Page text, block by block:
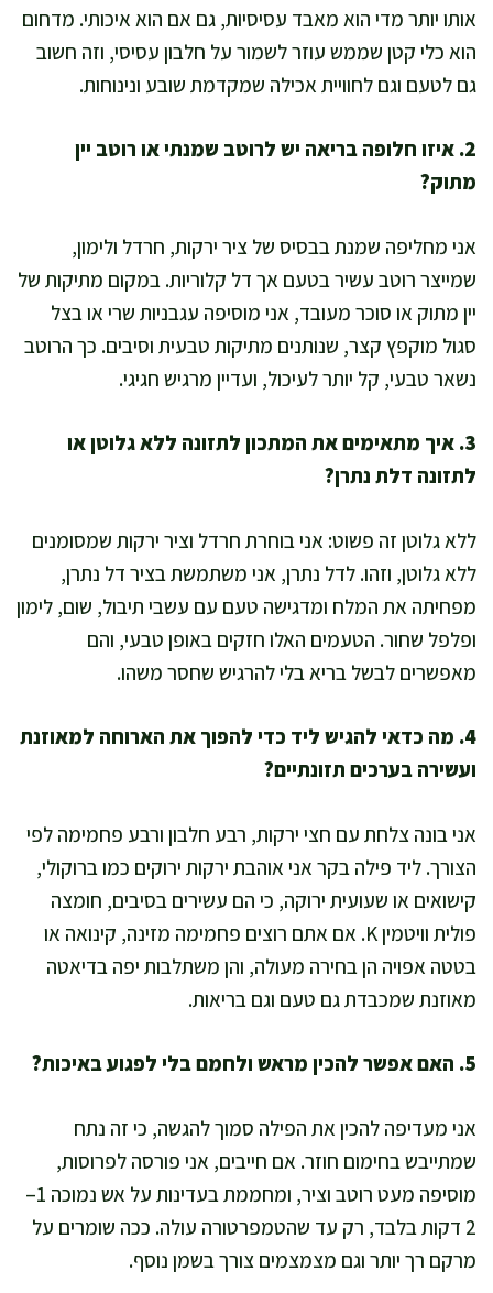
אותו יותר מדי הוא מאבד עסיסיות, גם אם הוא איכותי. מדחום
הוא כלי קטן שממש עוזר לשמור על חלבון עסיסי, וזה חשוב
גם לטעם וגם לחוויית אכילה שמקדמת שובע ונינוחות.
2. איזו חלופה בריאה יש לרוטב שמנתי או רוטב יין
מתוק?
אני מחליפה שמנת בבסיס של ציר ירקות, חרדל ולימון,
שמייצר רוטב עשיר בטעם אך דל קלוריות. במקום מתיקות של
יין מתוק או סוכר מעובד, אני מוסיפה עגבניות שרי או בצל
סגול מוקפץ קצר, שנותנים מתיקות טבעית וסיבים. כך הרוטב
נשאר טבעי, קל יותר לעיכול, ועדיין מרגיש חגיגי.
3. איך מתאימים את המתכון לתזונה ללא גלוטן או
לתזונה דלת נתרן?
ללא גלוטן זה פשוט: אני בוחרת חרדל וציר ירקות שמסומנים
ללא גלוטן, וזהו. לדל נתרן, אני משתמשת בציר דל נתרן,
מפחיתה את המלח ומדגישה טעם עם עשבי תיבול, שום, לימון
ופלפל שחור. הטעמים האלו חזקים באופן טבעי, והם
מאפשרים לבשל בריא בלי להרגיש שחסר משהו.
4. מה כדאי להגיש ליד כדי להפוך את הארוחה למאוזנת
ועשירה בערכים תזונתיים?
אני בונה צלחת עם חצי ירקות, רבע חלבון ורבע פחמימה לפי
הצורך. ליד פילה בקר אני אוהבת ירקות ירוקים כמו ברוקולי,
קישואים או שעועית ירוקה, כי הם עשירים בסיבים, חומצה
פולית וויטמין K. אם אתם רוצים פחמימה מזינה, קינואה או
בטטה אפויה הן בחירה מעולה, והן משתלבות יפה בדיאטה
מאוזנת שמכבדת גם טעם וגם בריאות.
5. האם אפשר להכין מראש ולחמם בלי לפגוע באיכות?
אני מעדיפה להכין את הפילה סמוך להגשה, כי זה נתח
שמתייבש בחימום חוזר. אם חייבים, אני פורסה לפרוסות,
מוסיפה מעט רוטב וציר, ומחממת בעדינות על אש נמוכה 1–
2 דקות בלבד, רק עד שהטמפרטורה עולה. ככה שומרים על
מרקם רך יותר וגם מצמצמים צורך בשמן נוסף.